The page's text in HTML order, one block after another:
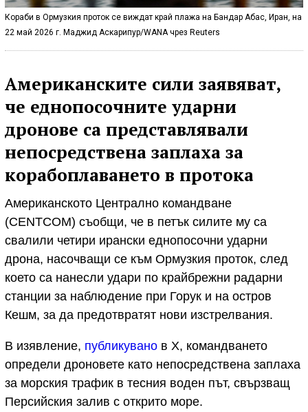
Кораби в Ормузкия проток се виждат край плажа на Бандар Абас, Иран, на
22 май 2026 г. Маджид Аскарипур/WANA чрез Reuters
Американските сили заявяват,
че еднопосочните ударни
дронове са представлявали
непосредствена заплаха за
корабоплаването в протока
Американското Централно командване
(CENTCOM) съобщи, че в петък силите му са
свалили четири ирански еднопосочни ударни
дрона, насочващи се към Ормузкия проток, след
което са нанесли удари по крайбрежни радарни
станции за наблюдение при Горук и на остров
Кешм, за да предотвратят нови изстрелвания.
В изявление, публикувано в X, командването
определи дроновете като непосредствена заплаха
за морския трафик в тесния воден път, свързващ
Персийския залив с открито море.